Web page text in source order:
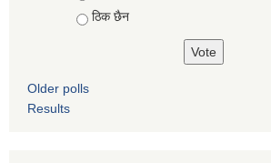
ठिक छैन
Older polls
Results